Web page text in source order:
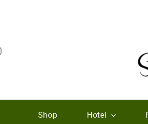
Shop Hotel